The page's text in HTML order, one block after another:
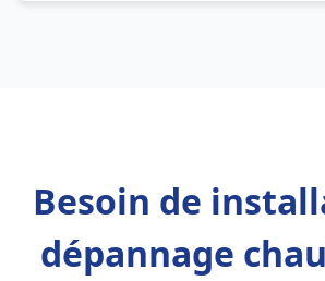
Besoin de
dépannage